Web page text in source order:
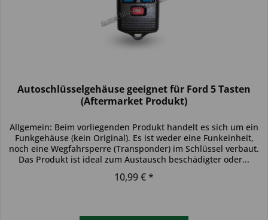
Autoschlüsselgehäuse geeignet für Ford 5 Tasten
(Aftermarket Produkt)
Allgemein: Beim vorliegenden Produkt handelt es sich um ein
Funkgehäuse (kein Original). Es ist weder eine Funkeinheit,
noch eine Wegfahrsperre (Transponder) im Schlüssel verbaut.
Das Produkt ist ideal zum Austausch beschädigter oder...
10,99 € *